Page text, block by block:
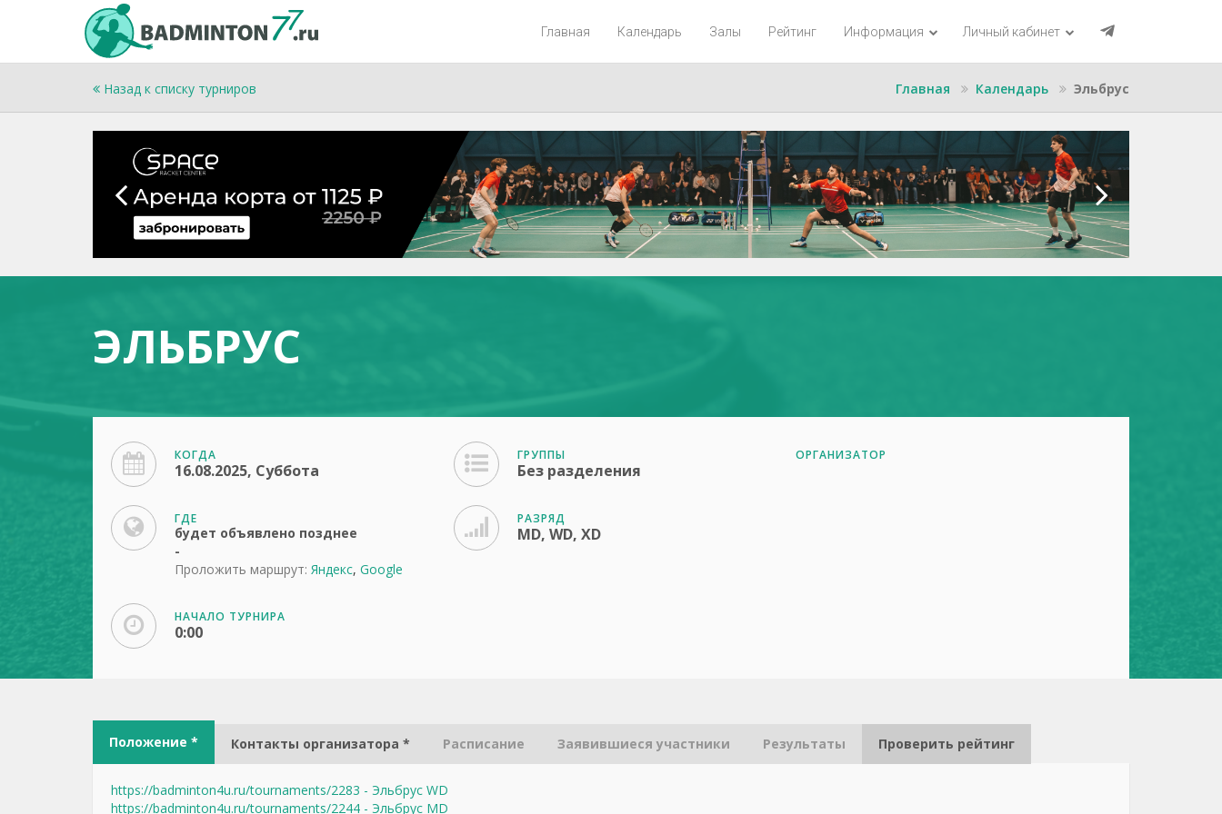
Главная Календарь Залы Рейтинг Информация Личный кабинет
Назад к списку турниров Главная Календарь Эльбрус
ЭЛЬБРУС
КОГДА
16.08.2025, Суббота
ГДЕ
будет объявлено позднее
-
Проложить маршрут: Яндекс, Google
НАЧАЛО ТУРНИРА
0:00
ГРУППЫ
Без разделения
РАЗРЯД
MD, WD, XD
ОРГАНИЗАТОР
Положение * Контакты организатора * Расписание Заявившиеся участники Результаты Проверить рейтинг
https://badminton4u.ru/tournaments/2283 - Эльбрус WD
https://badminton4u.ru/tournaments/2244 - Эльбрус MD